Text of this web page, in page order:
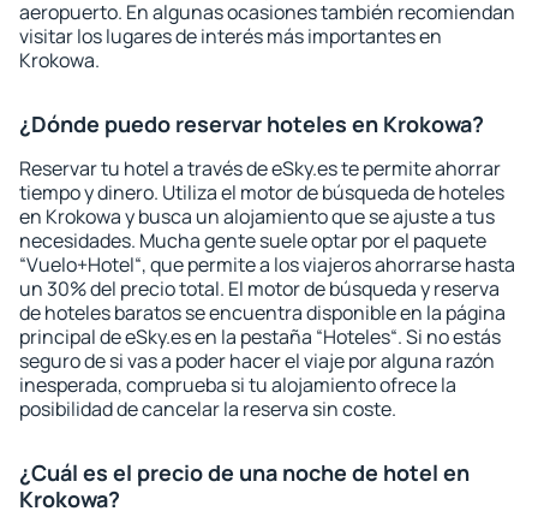
aeropuerto. En algunas ocasiones también recomiendan
visitar los lugares de interés más importantes en
Krokowa.
¿Dónde puedo reservar hoteles en Krokowa?
Reservar tu hotel a través de eSky.es te permite ahorrar
tiempo y dinero. Utiliza el motor de búsqueda de hoteles
en Krokowa y busca un alojamiento que se ajuste a tus
necesidades. Mucha gente suele optar por el paquete
“Vuelo+Hotel“, que permite a los viajeros ahorrarse hasta
un 30% del precio total. El motor de búsqueda y reserva
de hoteles baratos se encuentra disponible en la página
principal de eSky.es en la pestaña “Hoteles“. Si no estás
seguro de si vas a poder hacer el viaje por alguna razón
inesperada, comprueba si tu alojamiento ofrece la
posibilidad de cancelar la reserva sin coste.
¿Cuál es el precio de una noche de hotel en
Krokowa?